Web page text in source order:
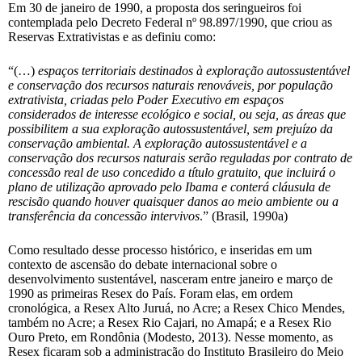
Em 30 de janeiro de 1990, a proposta dos seringueiros foi
contemplada pelo Decreto Federal nº 98.897/1990, que criou as
Reservas Extrativistas e as definiu como:
“(…) espaços territoriais destinados à exploração autossustentável
e conservação dos recursos naturais renováveis, por população
extrativista, criadas pelo Poder Executivo em espaços
considerados de interesse ecológico e social, ou seja, as áreas que
possibilitem a sua exploração autossustentável, sem prejuízo da
conservação ambiental. A exploração autossustentável e a
conservação dos recursos naturais serão reguladas por contrato de
concessão real de uso concedido a título gratuito, que incluirá o
plano de utilização aprovado pelo Ibama e conterá cláusula de
rescisão quando houver quaisquer danos ao meio ambiente ou a
transferência da concessão intervivos.” (Brasil, 1990a)
Como resultado desse processo histórico, e inseridas em um
contexto de ascensão do debate internacional sobre o
desenvolvimento sustentável, nasceram entre janeiro e março de
1990 as primeiras Resex do País. Foram elas, em ordem
cronológica, a Resex Alto Juruá, no Acre; a Resex Chico Mendes,
também no Acre; a Resex Rio Cajari, no Amapá; e a Resex Rio
Ouro Preto, em Rondônia (Modesto, 2013). Nesse momento, as
Resex ficaram sob a administração do Instituto Brasileiro do Meio